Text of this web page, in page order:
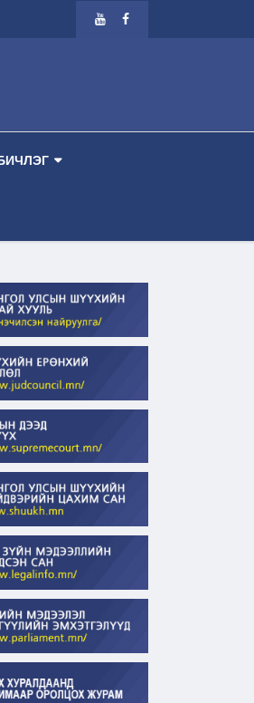
ЗАР 2026.08.13 ПҮРЭВ ГАРАГ 1